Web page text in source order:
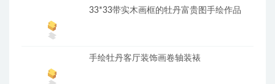
33*33带实木画框的牡丹富贵图手绘作品
手绘牡丹客厅装饰画卷轴装裱